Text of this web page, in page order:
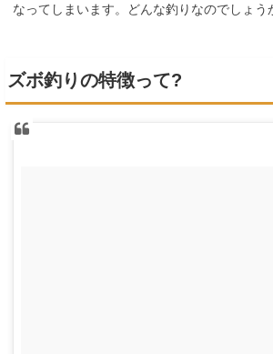
なってしまいます。どんな釣りなのでしょう
ズボ釣りの特徴って?